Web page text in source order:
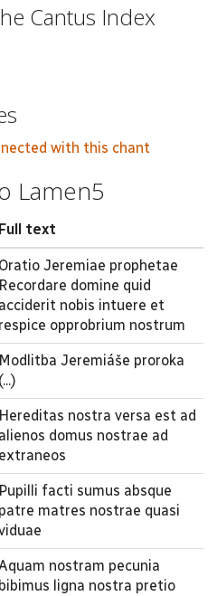
Cantus Index
with this chant
Lamen5
Full text
Oratio Jeremiae prophetae
Recordare domine quid
acciderit nobis intuere et
opprobrium nostrum
Modlitba Jeremiáše proroka
(...)
Hereditas nostra versa est ad
alienos domus nostrae ad
extraneos
Pupilli facti sumus absque
matres nostrae quasi
nostram pecunia
ligna nostra pretio